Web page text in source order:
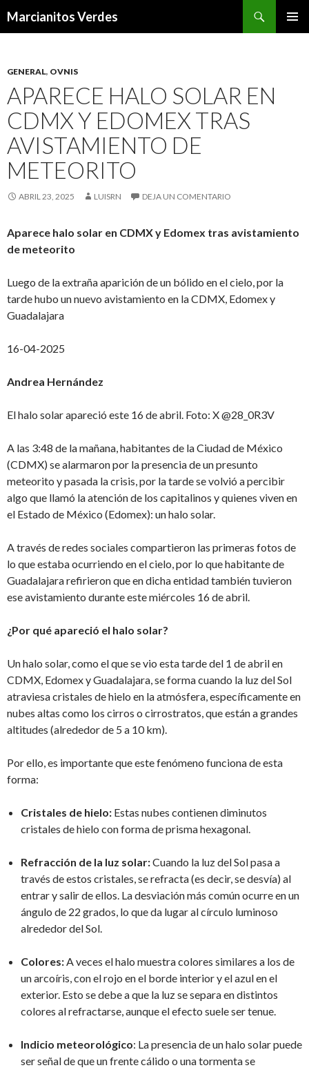
Marcianitos Verdes
GENERAL, OVNIS
APARECE HALO SOLAR EN
CDMX Y EDOMEX TRAS
AVISTAMIENTO DE
METEORITO
ABRIL 23, 2025 LUISRN DEJA UN COMENTARIO
Aparece halo solar en CDMX y Edomex tras avistamiento
de meteorito
Luego de la extraña aparición de un bólido en el cielo, por la
tarde hubo un nuevo avistamiento en la CDMX, Edomex y
Guadalajara
16-04-2025
Andrea Hernández
El halo solar apareció este 16 de abril. Foto: X @28_0R3V
A las 3:48 de la mañana, habitantes de la Ciudad de México
(CDMX) se alarmaron por la presencia de un presunto
meteorito y pasada la crisis, por la tarde se volvió a percibir
algo que llamó la atención de los capitalinos y quienes viven en
el Estado de México (Edomex): un halo solar.
A través de redes sociales compartieron las primeras fotos de
lo que estaba ocurriendo en el cielo, por lo que habitante de
Guadalajara refirieron que en dicha entidad también tuvieron
ese avistamiento durante este miércoles 16 de abril.
¿Por qué apareció el halo solar?
Un halo solar, como el que se vio esta tarde del 1 de abril en
CDMX, Edomex y Guadalajara, se forma cuando la luz del Sol
atraviesa cristales de hielo en la atmósfera, específicamente en
nubes altas como los cirros o cirrostratos, que están a grandes
altitudes (alrededor de 5 a 10 km).
Por ello, es importante que este fenómeno funciona de esta
forma:
Cristales de hielo: Estas nubes contienen diminutos
cristales de hielo con forma de prisma hexagonal.
Refracción de la luz solar:Cuando la luz del Sol pasa a
través de estos cristales, se refracta (es decir, se desvía) al
entrar y salir de ellos. La desviación más común ocurre en un
ángulo de 22 grados, lo que da lugar al círculo luminoso
alrededor del Sol.
Colores:A veces el halo muestra colores similares a los de
un arcoíris, con el rojo en el borde interior y el azul en el
exterior. Esto se debe a que la luz se separa en distintos
colores al refractarse, aunque el efecto suele ser tenue.
Indicio meteorológico: La presencia de un halo solar puede
ser señal de que un frente cálido o una tormenta se